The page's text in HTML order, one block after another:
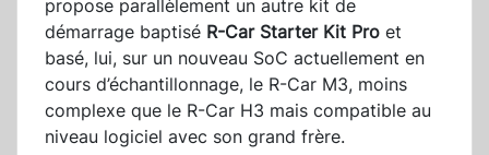
propose parallèlement un autre kit de
démarrage baptisé R-Car Starter Kit Pro et
basé, lui, sur un nouveau SoC actuellement en
cours d’échantillonnage, le R-Car M3, moins
complexe que le R-Car H3 mais compatible au
niveau logiciel avec son grand frère.